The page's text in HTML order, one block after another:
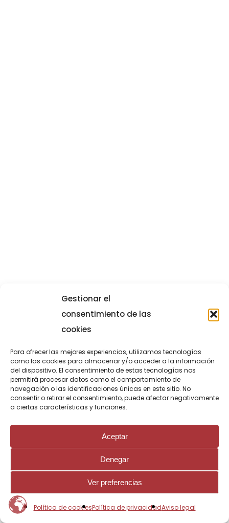
Gestionar el
consentimiento de las
cookies
Para ofrecer las mejores experiencias, utilizamos tecnologías
como las cookies para almacenar y/o acceder a la información
del dispositivo. El consentimiento de estas tecnologías nos
permitirá procesar datos como el comportamiento de
navegación o las identificaciones únicas en este sitio. No
consentir o retirar el consentimiento, puede afectar negativamente
a ciertas características y funciones.
Aceptar
Denegar
Ver preferencias
Política de cookiesPolítica de privacidadAviso legal